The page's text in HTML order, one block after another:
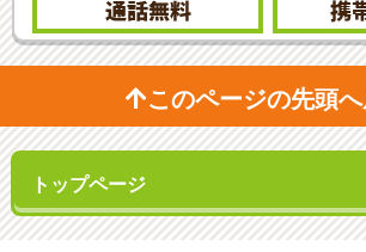
通話無料 携
このページの先頭